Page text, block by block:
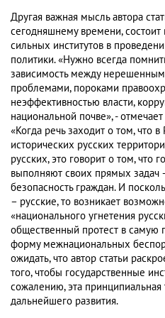
Другая важная мысль автора
сегодняшнему времени,
сильных институтов в
политики. «Нужно всегда
зависимость между
проблемами, пороками
неэффективностью власти,
национальной почве», -
«Когда речь заходит о том, что
исторических русских
русских, это говорит о том, что
выполняют своих прямых
безопасность граждан. И
– русские, то возникает
«национального угнетения
общественный протест в самую
форму межнациональных
ожидать, что автор статьи
того, чтобы государственные
сожалению, эта принципиальная
дальнейшего развития.